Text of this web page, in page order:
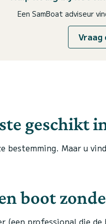
Een SamBoat adviseur
Vraag
geschikt
bestemming. Maar u
boot
(een professional die